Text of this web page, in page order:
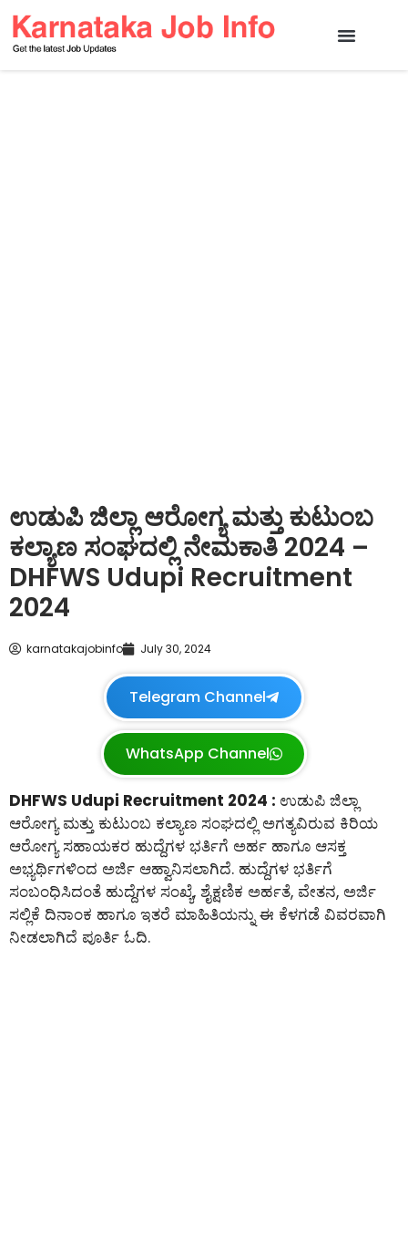
ಉಡುಪಿ ಜಿಲ್ಲಾ ಆರೋಗ್ಯ ಮತ್ತು ಕುಟುಂಬ
ಕಲ್ಯಾಣ ಸಂಘದಲ್ಲಿ ನೇಮಕಾತಿ 2024 –
DHFWS Udupi Recruitment
2024
karnatakajobinfo July 30, 2024
Telegram Channel
WhatsApp Channel
DHFWS Udupi Recruitment 2024 : ಉಡುಪಿ ಜಿಲ್ಲಾ
ಆರೋಗ್ಯ ಮತ್ತು ಕುಟುಂಬ ಕಲ್ಯಾಣ ಸಂಘದಲ್ಲಿ ಅಗತ್ಯವಿರುವ ಕಿರಿಯ
ಆರೋಗ್ಯ ಸಹಾಯಕರ ಹುದ್ದೆಗಳ ಭರ್ತಿಗೆ ಅರ್ಹ ಹಾಗೂ ಆಸಕ್ತ
ಅಭ್ಯರ್ಥಿಗಳಿಂದ ಅರ್ಜಿ ಆಹ್ವಾನಿಸಲಾಗಿದೆ. ಹುದ್ದೆಗಳ ಭರ್ತಿಗೆ
ಸಂಬಂಧಿಸಿದಂತೆ ಹುದ್ದೆಗಳ ಸಂಖ್ಯೆ, ಶೈಕ್ಷಣಿಕ ಅರ್ಹತೆ, ವೇತನ, ಅರ್ಜಿ
ಸಲ್ಲಿಕೆ ದಿನಾಂಕ ಹಾಗೂ ಇತರೆ ಮಾಹಿತಿಯನ್ನು ಈ ಕೆಳಗಡೆ ವಿವರವಾಗಿ
ನೀಡಲಾಗಿದೆ ಪೂರ್ತಿ ಓದಿ.